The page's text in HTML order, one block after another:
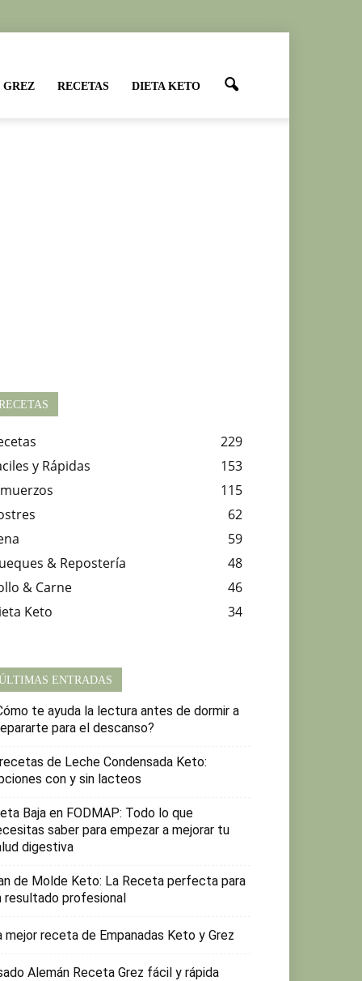
GREZ RECETAS DIETA KETO
229
y Rápidas
153
115
62
59
& Repostería
48
& Carne
46
Keto
34
ENTRADAS
te ayuda la lectura antes de dormir a
para el descanso?
de Leche Condensada Keto:
con y sin lacteos
Baja en FODMAP: Todo lo que
saber para empezar a mejorar tu
digestiva
de Molde Keto: La Receta perfecta para
resultado profesional
mejor receta de Empanadas Keto y Grez
Alemán Receta Grez fácil y rápida